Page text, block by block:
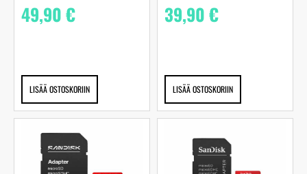
49,90€
LISÄÄ OSTOSKORIIN
39,90€
LISÄÄ OSTOSKORIIN